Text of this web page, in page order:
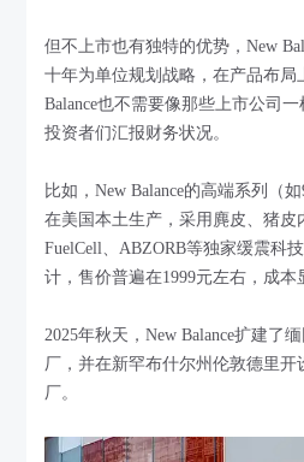
但不上市也有独特的优势，New
十年为单位规划战略，在产品布局
Balance也不需要像那些上市公司
投资者们汇报财务状况。
比如，New Balance的高端系列（
在美国本土生产，采用麂皮、猪皮
FuelCell、ABZORB等独家缓震科
计，售价普遍在1999元左右，成本
2025年秋天，New Balance扩建了
厂，并在新罕布什尔州伦敦德里开
厂。